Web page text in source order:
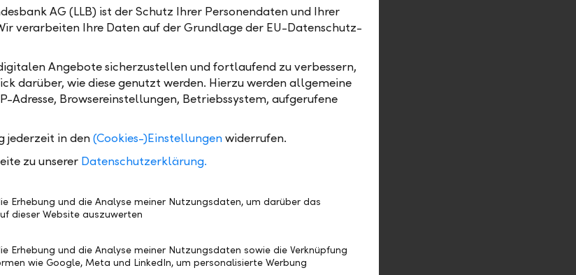
Wachstum.
den Blick nach vorn. Wer frühzeitig die
regelt, schafft Klarheit für Familie oder
Verantwortung wird so zur strategischen
planbar ist
entstehen selten aus Unwissen, sondern aus
wächst der Handlungsdruck. Eine klare
ihn. So gewinnen Sie Zeit und können
nicht allein durch Liquidität. Er entsteht, wenn
ineinandergreifen: klare Struktur, abgestimmte
Reserven und konsequente Diversifikation. Nicht
AG (LLB) ist der Schutz Ihrer Personendaten und Ihrer
verarbeiten Ihre Daten auf der Grundlage der EU-Datenschutz-
Angebote sicherzustellen und fortlaufend zu verbessern,
darüber, wie diese genutzt werden. Hierzu werden allgemeine
Adresse, Browsereinstellungen, Betriebssystem, aufgerufene
jederzeit in den(Cookies-)Einstellungenwiderrufen.
zu unserer Datenschutzerklärung.
Erhebung und die Analyse meiner Nutzungsdaten, um darüber das
dieser Website auszuwerten
Erhebung und die Analyse meiner Nutzungsdaten sowie die Verknüpfung
wie Google, Meta und LinkedIn, um personalisierte Werbung